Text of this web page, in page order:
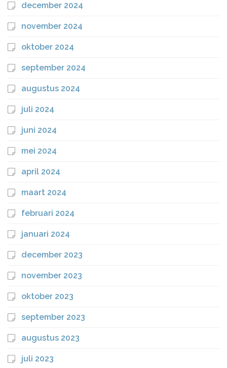
december 2024
november 2024
oktober 2024
september 2024
augustus 2024
juli 2024
juni 2024
mei 2024
april 2024
maart 2024
februari 2024
januari 2024
december 2023
november 2023
oktober 2023
september 2023
augustus 2023
juli 2023